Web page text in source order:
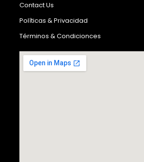
Contact Us
Políticas & Privacidad
Términos & Condicionces